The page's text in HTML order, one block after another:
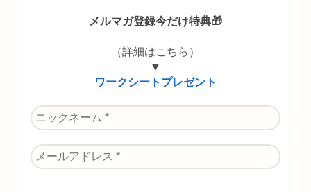
メルマガ登録今だけ特典🎁
（詳細はこちら）
▼
ワークシートプレゼント